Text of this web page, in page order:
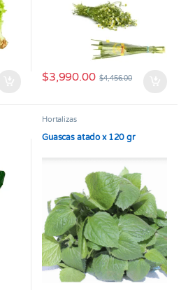
$3,990.00 $4,456.00
Hortalizas
Guascas atado x 120 gr